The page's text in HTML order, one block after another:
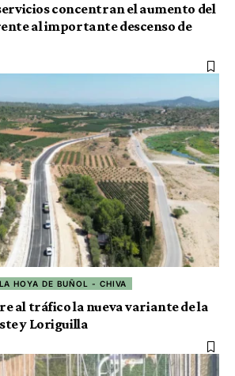
concentran el aumento del
al importante descenso de
LA HOYA DE BUÑOL - CHIVA
al tráfico la nueva variante de la
y Loriguilla